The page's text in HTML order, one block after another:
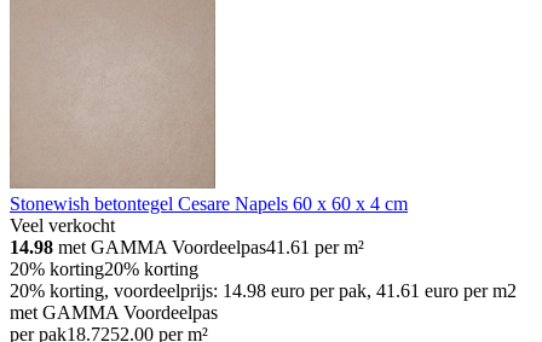
Stonewish betontegel Cesare Napels 60 x 60 x 4 cm
Veel verkocht
14.98 met GAMMA Voordeelpas41.61 per m²
20% korting20% korting
20% korting, voordeelprijs: 14.98 euro per pak, 41.61 euro per m2
met GAMMA Voordeelpas
per pak18.7252.00 per m²